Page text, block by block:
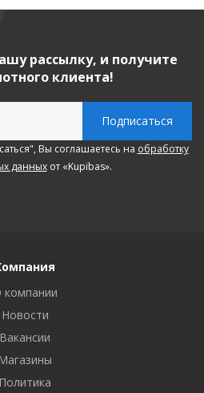
рассылку, и получите
клиента!
Вы соглашаетесь на обработку
данныхот «Kupibas».
компании
Новости
Вакансии
Магазины
Политика